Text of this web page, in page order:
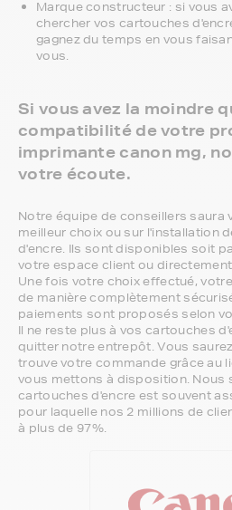
Marque constructeur : si vous
chercher vos cartouches
gagnez du temps en vous
vous.
Si vous avez la moindre
compatibilité de votre
imprimante canon mg,
votre écoute.
Notre équipe de conseillers saura
meilleur choix ou sur l'installation
d'encre. Ils sont disponibles soit
votre espace client ou
Une fois votre choix effectué,
de manière complètement
paiements sont proposés selon
Il ne reste plus à vos cartouches
quitter notre entrepôt. Vous
trouve votre commande grâce au
vous mettons à disposition. Nous
cartouches d'encre est souvent
pour laquelle nos 2 millions de
à plus de 97%.